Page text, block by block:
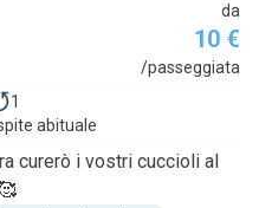
da
10 €
/passeggiata
1
abituale
curerò i vostri cuccioli al